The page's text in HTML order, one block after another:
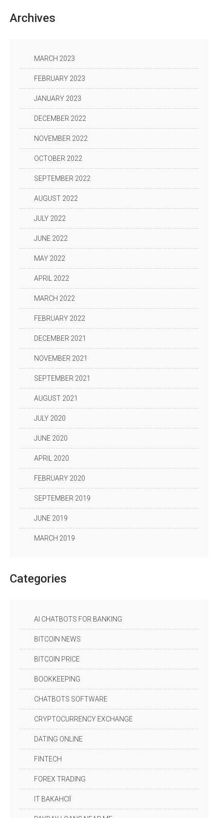
Archives
MARCH 2023
FEBRUARY 2023
JANUARY 2023
DECEMBER 2022
NOVEMBER 2022
OCTOBER 2022
SEPTEMBER 2022
AUGUST 2022
JULY 2022
JUNE 2022
MAY 2022
APRIL 2022
MARCH 2022
FEBRUARY 2022
DECEMBER 2021
NOVEMBER 2021
SEPTEMBER 2021
AUGUST 2021
JULY 2020
JUNE 2020
APRIL 2020
FEBRUARY 2020
SEPTEMBER 2019
JUNE 2019
MARCH 2019
Categories
AI CHATBOTS FOR BANKING
BITCOIN NEWS
BITCOIN PRICE
BOOKKEEPING
CHATBOTS SOFTWARE
CRYPTOCURRENCY EXCHANGE
DATING ONLINE
FINTECH
FOREX TRADING
IT ВАКАНСІЇ